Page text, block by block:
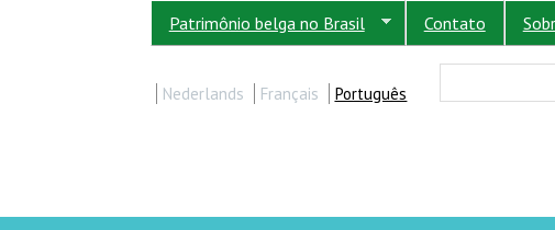
Patrimônio belga no Brasil Contato
Nederlands Français Português